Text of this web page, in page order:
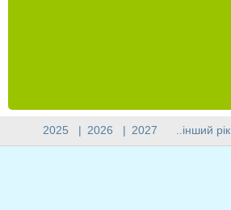
2025 | 2026 | 2027 ..інший рік